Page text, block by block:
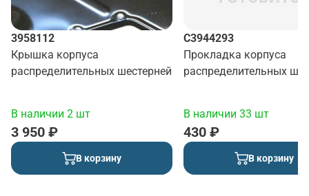
3958112
Крышка корпуса
распределительных шестерней
В наличии 2 шт
3 950 ₽
В корзину
C3944293
Прокладка корпуса
распределительных
В наличии 33 шт
430 ₽
В корзину